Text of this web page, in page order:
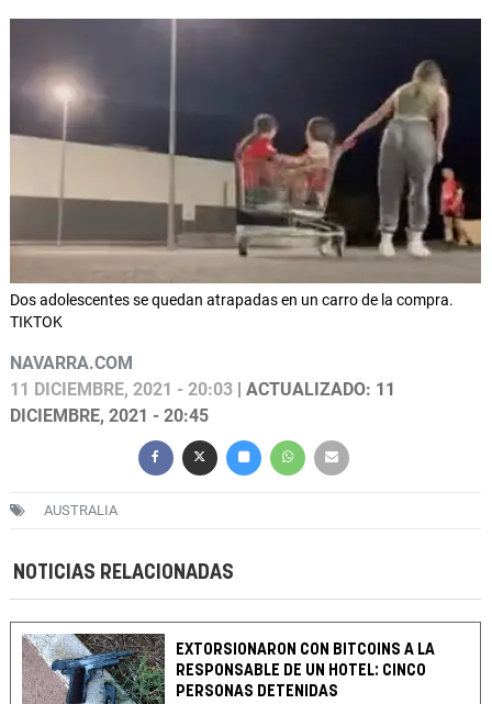
Dos adolescentes se quedan atrapadas en un carro de la compra.
TIKTOK
NAVARRA.COM
11 DICIEMBRE, 2021 - 20:03 | ACTUALIZADO: 11
DICIEMBRE, 2021 - 20:45
AUSTRALIA
NOTICIAS RELACIONADAS
EXTORSIONARON CON BITCOINS A LA
RESPONSABLE DE UN HOTEL: CINCO
PERSONAS DETENIDAS